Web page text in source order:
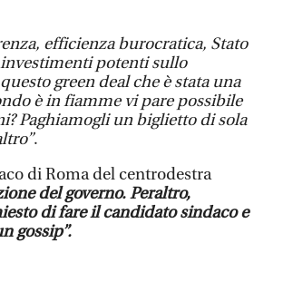
efficienza burocratica, Stato
potenti sullo
green deal che è stata una
è in fiamme vi pare possibile
Paghiamogli un biglietto di sola
.
di Roma del centrodestra
del governo. Peraltro,
di fare il candidato sindaco e
gossip”.